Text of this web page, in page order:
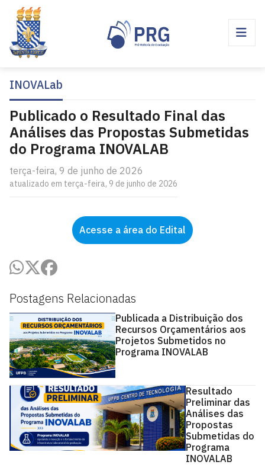
Postagens Relacionadas
Publicada a Distribuição dos
Recursos Orçamentários aos
Projetos Submetidos no
Programa INOVALAB
Resultado
Preliminar das
Análises das
Propostas
Submetidas do
Programa
INOVALAB
INOVALab
Publicado o Resultado Final das
Análises das Propostas Submetidas
do Programa INOVALAB
terça-feira, 9 de junho de 2026
atualizado em terça-feira, 9 de junho de 2026
Acesse a área do Edital